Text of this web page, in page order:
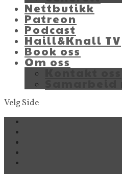
Nettbutikk
Patreon
Podcast
Haill&Knall TV
Book oss
Om oss
Kontakt oss
Velg Side